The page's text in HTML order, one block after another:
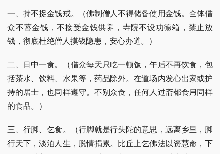
一、持不捉金钱戒。（佛制僧人不得储备使用金钱。全体僧
众不蓄金钱，不接受金钱供养，寺院不设功德箱，禁止放
钱，彻底杜绝僧人摸钱隐患，安心办道。）
二、日中一食。（僧众每天只吃一顿饭，午后不再饮食，包
括茶水、饮料、水果等，药品除外。在道场内发心出家或护
持的居士，也同样遵守。不别众食，任何人过斋都食用同样
的食品。）
三、行脚、乞食。（行脚就是行头陀的意思，远离乡里，脚
行天下，淡泊人生，脱情捐累。比丘上乞佛法以资慧命，下